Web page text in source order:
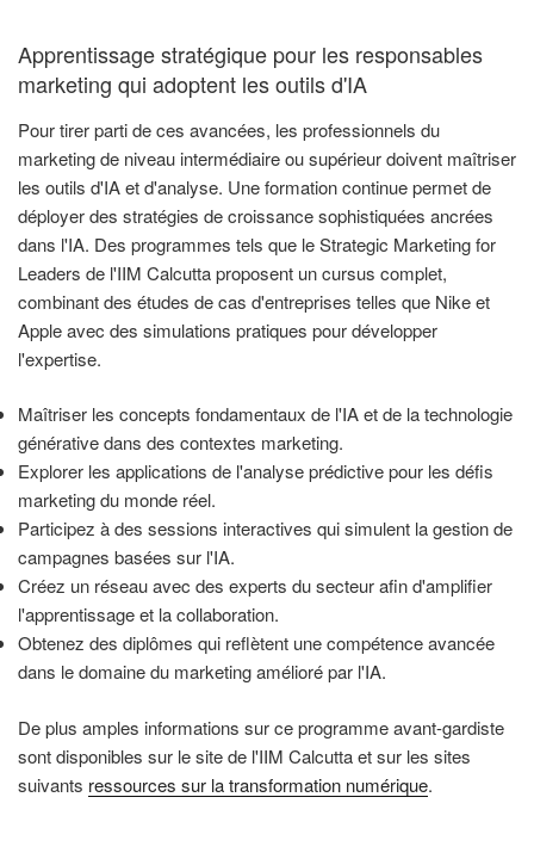
Apprentissage stratégique pour les responsables
marketing qui adoptent les outils d'IA
Pour tirer parti de ces avancées, les professionnels du
marketing de niveau intermédiaire ou supérieur doivent maîtriser
les outils d'IA et d'analyse. Une formation continue permet de
déployer des stratégies de croissance sophistiquées ancrées
dans l'IA. Des programmes tels que le Strategic Marketing for
Leaders de l'IIM Calcutta proposent un cursus complet,
combinant des études de cas d'entreprises telles que Nike et
Apple avec des simulations pratiques pour développer
l'expertise.
Maîtriser les concepts fondamentaux de l'IA et de la technologie
générative dans des contextes marketing.
Explorer les applications de l'analyse prédictive pour les défis
marketing du monde réel.
Participez à des sessions interactives qui simulent la gestion de
campagnes basées sur l'IA.
Créez un réseau avec des experts du secteur afin d'amplifier
l'apprentissage et la collaboration.
Obtenez des diplômes qui reflètent une compétence avancée
dans le domaine du marketing amélioré par l'IA.
De plus amples informations sur ce programme avant-gardiste
sont disponibles sur le site de l'IIM Calcutta et sur les sites
suivants ressources sur la transformation numérique.